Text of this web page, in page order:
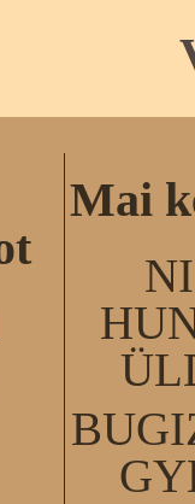
Mai